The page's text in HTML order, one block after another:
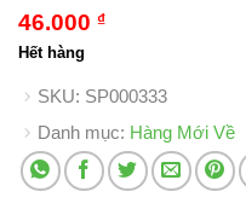
46.000 ₫
Hết hàng
SKU: SP000333
Danh mục: Hàng Mới Về